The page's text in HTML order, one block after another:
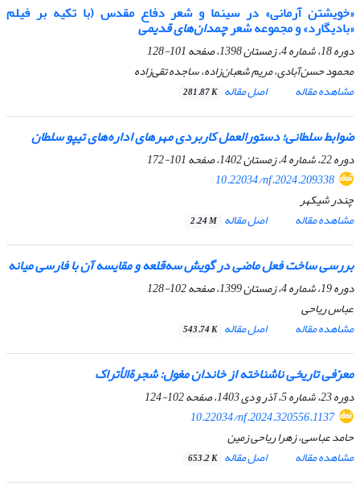
«خویشتن آرمانی» در سینما و شعر دفاع مقدس (با تکیه بر فیلم
«بادیگارد» و مجموعه شعرچمدان‌های قدیمی
دوره 18، شماره 4، زمستان 1398، صفحه
101-128
محمود حسن‌آبادی، مریم شعبان‌زاده، ساجده تقی‌زاده
مشاهده مقاله
اصل مقاله 281.87 K
ضوابط سلطانی؛ دستورالعمل کاربردی مهرهای اداره‌های تیپو سلطان
دوره 22، شماره 4، زمستان 1402، صفحه
101-172
10.22034/nf.2024.209338
چندر شیکهر
مشاهده مقاله
اصل مقاله 2.24 M
بررسی ساخت فعل ماضی در گویش سه‌قلعه و مقایسه آن با فارسی میانه
دوره 19، شماره 4، زمستان 1399، صفحه
102-128
عباس ریاحی
مشاهده مقاله
اصل مقاله 543.74 K
معرّفی تاریخی ناشناخته از خاندان مغول: شجرةالأتراک
دوره 23، شماره 5، آذر و دی 1403، صفحه
102-124
10.22034/nf.2024.320556.1137
حامد عباسی، زهرا ریاحی زمین
مشاهده مقاله
اصل مقاله 653.2 K